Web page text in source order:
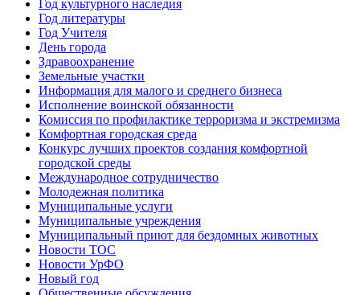
Год культурного наследия
Год литературы
Год Учителя
День города
Здравоохранение
Земельные участки
Информация для малого и среднего бизнеса
Исполнение воинской обязанности
Комиссия по профилактике терроризма и экстремизма
Комфортная городская среда
Конкурс лучших проектов создания комфортной
городской среды
Международное сотрудничество
Молодежная политика
Муниципальные услуги
Муниципальные учреждения
Муниципальный приют для бездомных животных
Новости ТОС
Новости УрФО
Новый год